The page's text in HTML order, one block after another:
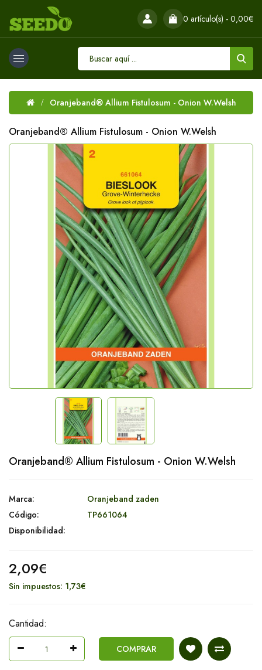
0 artículo(s) - 0,00€
Oranjeband® Allium Fistulosum - Onion W.Welsh
Oranjeband® Allium Fistulosum - Onion W.Welsh
Oranjeband® Allium Fistulosum - Onion W.Welsh
Marca:
Oranjeband zaden
Código:
TP661064
Disponibilidad:
2,09€
Sin impuestos: 1,73€
Cantidad:
COMPRAR